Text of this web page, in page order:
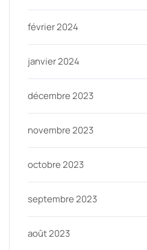
février 2024
janvier 2024
décembre 2023
novembre 2023
octobre 2023
septembre 2023
août 2023